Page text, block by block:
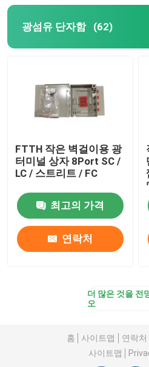
광섬유 단자함 (62)
FTTH 작은 벽걸이용 광
터미널 상자 8Port SC /
LC / 스트리트 / FC
최고의 가격
연락처
더 많은 것을 전
오
홈 사이트맵 연락처
사이트맵